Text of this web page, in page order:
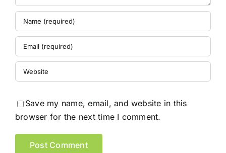
Save my name, email, and website in this
browser for the next time I comment.